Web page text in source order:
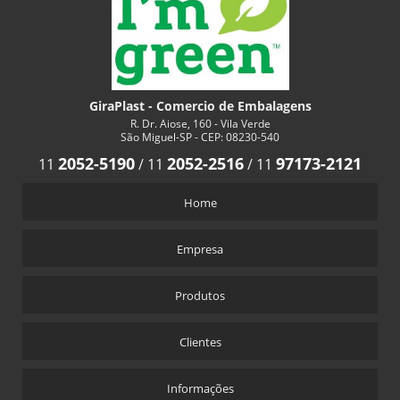
SACOLAS TIMBRADAS
SACOS PLASTICOS COM FITA ADESIVA
SACOS PP COM FITA ADESIVA
BOBINA PLASTICA BOPP
SACOLA ALÇA CAMISETA PERSONALIZADA
SACOLA ALÇA FITA PREÇO
SACOLA OXI BIODEGRADÁVEL PREÇO
GiraPlast - Comercio de Embalagens
R. Dr. Aiose, 160 - Vila Verde
São Miguel-SP - CEP: 08230-540
11 2052-5190/ 11 2052-2516/ 11 97173-2121
Home
Empresa
Produtos
Clientes
Informações